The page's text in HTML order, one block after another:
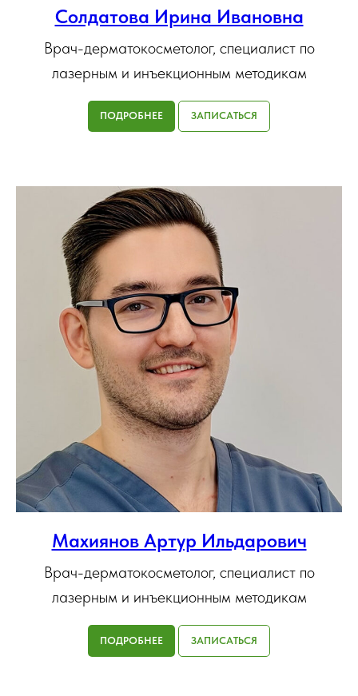
Солдатова Ирина Ивановна
Врач-дерматокосметолог, специалист по
лазерным и инъекционным методикам
ПОДРОБНЕЕ ЗАПИСАТЬСЯ
Махиянов Артур Ильдарович
Врач-дерматокосметолог, специалист по
лазерным и инъекционным методикам
ПОДРОБНЕЕ ЗАПИСАТЬСЯ